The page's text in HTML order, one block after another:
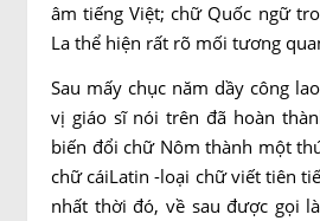
âm tiếng Việt; chữ Quốc ngữ
La thể hiện rất rõ mối tương
Sau mấy chục năm dầy công
vị giáo sĩ nói trên đã hoàn
biến đổi chữ Nôm thành một
chữ cáiLatin -loại chữ viết tiên
nhất thời đó, về sau được gọi